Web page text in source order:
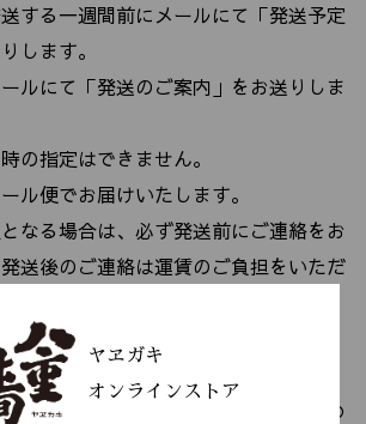
する一週間前にメールにて「発送予定
します。
ルにて「発送のご案内」をお送りしま
の指定はできません。
ル便でお届けいたします。
なる場合は、必ず発送前にご連絡をお
送後のご連絡は運賃のご負担をいただ
て】
ャンセルは承っておりませんので予め
ヤヱガキ
オンラインストア